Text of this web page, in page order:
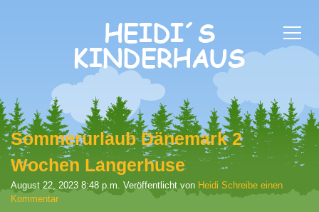
Sommerurlaub Dänemark 2
Wochen Langerhuse
August 22, 2023 8:48 p.m. Veröffentlicht von Heidi Schreibe einen
Kommentar